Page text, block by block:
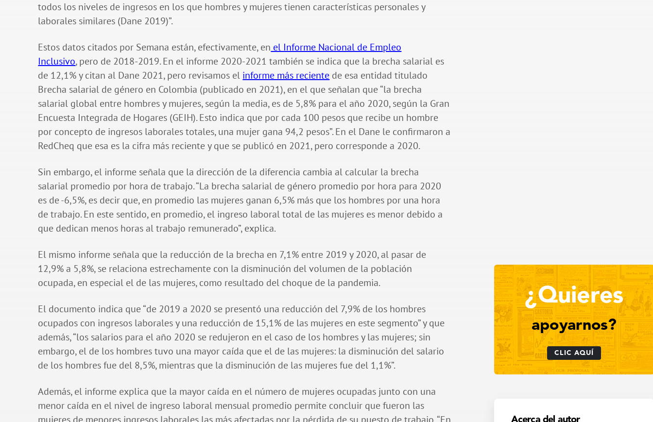
todos los niveles de ingresos en los que hombres y mujeres tienen características personales y
laborales similares (Dane 2019)”.
Estos datos citados por Semana están, efectivamente, en el Informe Nacional de Empleo
Inclusivo, pero de 2018-2019. En el informe 2020-2021 también se indica que la brecha salarial es
de 12,1% y citan al Dane 2021, pero revisamos el informe más reciente de esa entidad titulado
Brecha salarial de género en Colombia (publicado en 2021), en el que señalan que “la brecha
salarial global entre hombres y mujeres, según la media, es de 5,8% para el año 2020, según la Gran
Encuesta Integrada de Hogares (GEIH). Esto indica que por cada 100 pesos que recibe un hombre
por concepto de ingresos laborales totales, una mujer gana 94,2 pesos”. En el Dane le confirmaron a
RedCheq que esa es la cifra más reciente y que se publicó en 2021, pero corresponde a 2020.
Sin embargo, el informe señala que la dirección de la diferencia cambia al calcular la brecha
salarial promedio por hora de trabajo. “La brecha salarial de género promedio por hora para 2020
es de -6,5%, es decir que, en promedio las mujeres ganan 6,5% más que los hombres por una hora
de trabajo. En este sentido, en promedio, el ingreso laboral total de las mujeres es menor debido a
que dedican menos horas al trabajo remunerado”, explica.
El mismo informe señala que la reducción de la brecha en 7,1% entre 2019 y 2020, al pasar de
12,9% a 5,8%, se relaciona estrechamente con la disminución del volumen de la población
ocupada, en especial el de las mujeres, como resultado del choque de la pandemia.
El documento indica que “de 2019 a 2020 se presentó una reducción del 7,9% de los hombres
ocupados con ingresos laborales y una reducción de 15,1% de las mujeres en este segmento” y que
además, “los salarios para el año 2020 se redujeron en el caso de los hombres y las mujeres; sin
embargo, el de los hombres tuvo una mayor caída que el de las mujeres: la disminución del salario
de los hombres fue del 8,5%, mientras que la disminución de las mujeres fue del 1,1%”.
Además, el informe explica que la mayor caída en el número de mujeres ocupadas junto con una
menor caída en el nivel de ingreso laboral mensual promedio permite concluir que fueron las
¿Quieres
apoyarnos?
CLIC AQUÍ